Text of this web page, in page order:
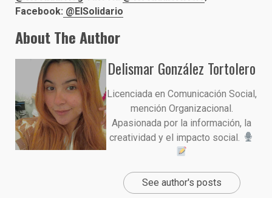
Facebook: @ElSolidario
About The Author
Delismar González Tortolero
Licenciada en Comunicación Social,
mención Organizacional.
Apasionada por la información, la
creatividad y el impacto social.
See author's posts